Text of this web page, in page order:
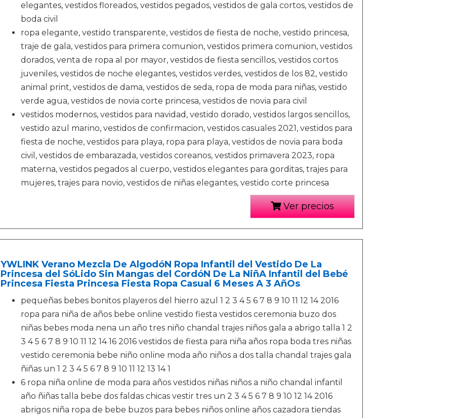
elegantes, vestidos floreados, vestidos pegados, vestidos de gala cortos, vestidos de
boda civil
ropa elegante, vestido transparente, vestidos de fiesta de noche, vestido princesa,
traje de gala, vestidos para primera comunion, vestidos primera comunion, vestidos
dorados, venta de ropa al por mayor, vestidos de fiesta sencillos, vestidos cortos
juveniles, vestidos de noche elegantes, vestidos verdes, vestidos de los 82, vestido
animal print, vestidos de dama, vestidos de seda, ropa de moda para niñas, vestido
verde agua, vestidos de novia corte princesa, vestidos de novia para civil
vestidos modernos, vestidos para navidad, vestido dorado, vestidos largos sencillos,
vestido azul marino, vestidos de confirmacion, vestidos casuales 2021, vestidos para
fiesta de noche, vestidos para playa, ropa para playa, vestidos de novia para boda
civil, vestidos de embarazada, vestidos coreanos, vestidos primavera 2023, ropa
materna, vestidos pegados al cuerpo, vestidos elegantes para gorditas, trajes para
mujeres, trajes para novio, vestidos de niñas elegantes, vestido corte princesa
Ver precios
YWLINK Verano Mezcla De AlgodóN Ropa Infantil del Vestido De La
Princesa del SóLido Sin Mangas del CordóN De La NiñA Infantil del Bebé
Princesa Fiesta Princesa Fiesta Ropa Casual 6 Meses A 3 AñOs
pequeñas bebes bonitos playeros del hierro azul 1 2 3 4 5 6 7 8 9 10 11 12 14 2016
ropa para niña de años bebe online vestido fiesta vestidos ceremonia buzo dos
niñas bebes moda nena un año tres niño chandal trajes niños gala a abrigo talla 1 2
3 4 5 6 7 8 9 10 11 12 14 16 2016 vestidos de fiesta para niña años ropa boda tres niñas
vestido ceremonia bebe niño online moda año niños a dos talla chandal trajes gala
ñiñas un 1 2 3 4 5 6 7 8 9 10 11 12 13 14 1
6 ropa niña online de moda para años vestidos niñas niños a niño chandal infantil
año ñiñas talla bebe dos faldas chicas vestir tres un 2 3 4 5 6 7 8 9 10 12 14 2016
abrigos niña ropa de bebe buzos para bebes niños online años cazadora tiendas